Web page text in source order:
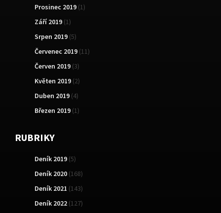
Prosinec 2019 (1)
Září 2019 (1)
Srpen 2019 (5)
Červenec 2019 (11)
Červen 2019 (3)
Květen 2019 (2)
Duben 2019 (4)
Březen 2019 (1)
RUBRIKY
Deník 2019 (5)
Deník 2020 (168)
Deník 2021 (143)
Deník 2022 (127)